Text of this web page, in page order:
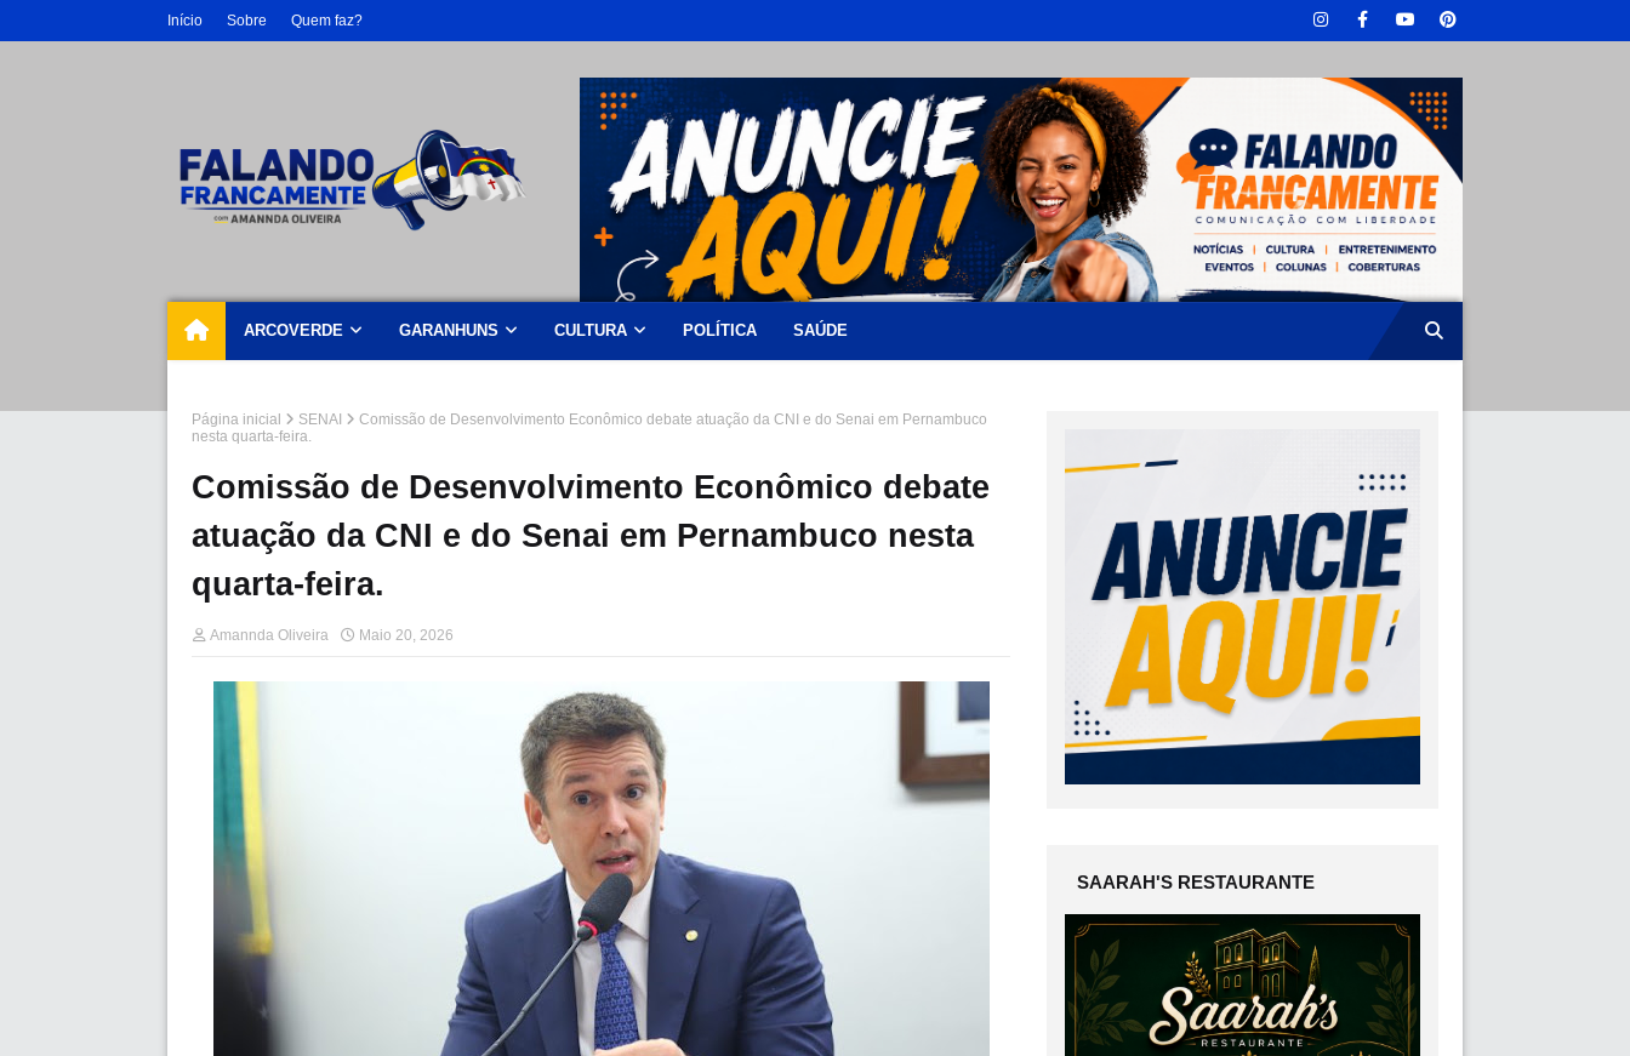
Início Sobre Quem faz?
ARCOVERDE GARANHUNS CULTURA POLÍTICA SAÚDE
Página inicial SENAI
Comissão de Desenvolvimento Econômico debate atuação da CNI e do Senai em Pernambuco
nesta quarta-feira.
Comissão de Desenvolvimento Econômico debate
atuação da CNI e do Senai em Pernambuco nesta
quarta-feira.
Amannda Oliveira Maio 20, 2026
SAARAH'S RESTAURANTE